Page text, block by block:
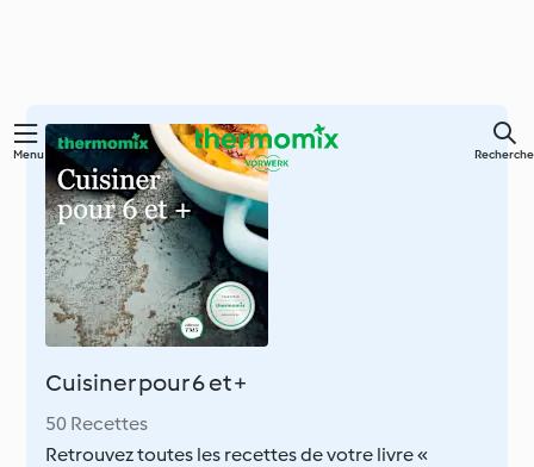
Skip
content
Menu Recherche
Cuisiner pour 6 et +
50 Recettes
Retrouvez toutes les recettes de votre livre «